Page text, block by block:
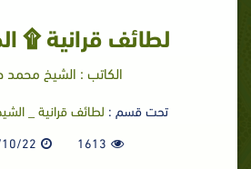
لطائف قرانية ۩
الكاتب : الشيخ
تحت قسم : لطائف قرانية _
1613
22